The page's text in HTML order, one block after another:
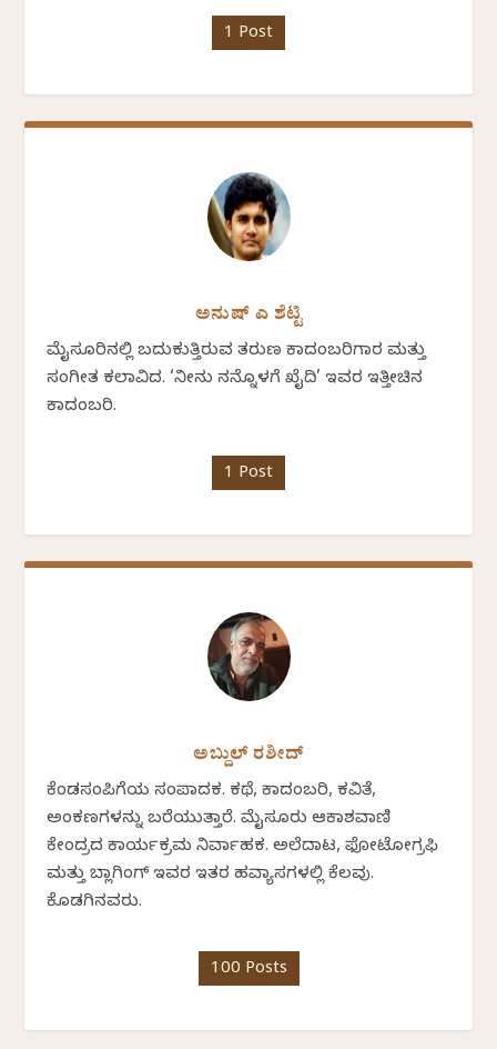
1 Post
ಅನುಷ್ ಎ ಶೆಟ್ಟಿ
ಮೈಸೂರಿನಲ್ಲಿ ಬದುಕುತ್ತಿರುವ ತರುಣ ಕಾದಂಬರಿಗಾರ ಮತ್ತು
ಸಂಗೀತ ಕಲಾವಿದ. ‘ನೀನು ನನ್ನೊಳಗೆ ಖೈದಿ’ ಇವರ ಇತ್ತೀಚಿನ
ಕಾದಂಬರಿ.
1 Post
ಅಬ್ದುಲ್ ರಶೀದ್
ಕೆಂಡಸಂಪಿಗೆಯ ಸಂಪಾದಕ. ಕಥೆ, ಕಾದಂಬರಿ, ಕವಿತೆ,
ಅಂಕಣಗಳನ್ನು ಬರೆಯುತ್ತಾರೆ. ಮೈಸೂರು ಆಕಾಶವಾಣಿ
ಕೇಂದ್ರದ ಕಾರ್ಯಕ್ರಮ ನಿರ್ವಾಹಕ. ಅಲೆದಾಟ, ಫೋಟೋಗ್ರಫಿ
ಮತ್ತು ಬ್ಲಾಗಿಂಗ್ ಇವರ ಇತರ ಹವ್ಯಾಸಗಳಲ್ಲಿ ಕೆಲವು.
ಕೊಡಗಿನವರು.
100 Posts